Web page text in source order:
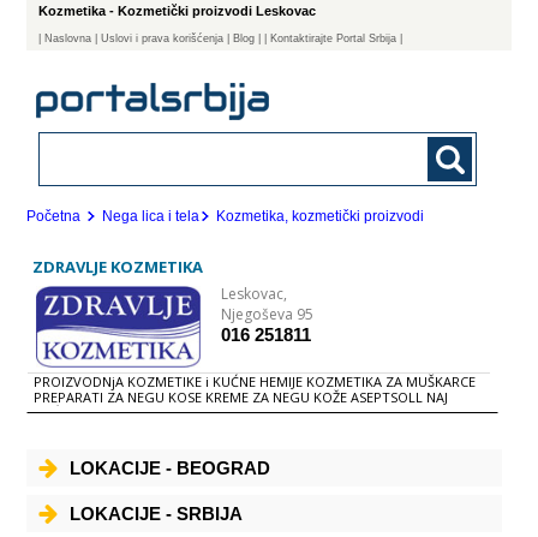
Kozmetika - Kozmetički proizvodi Leskovac
Naslovna | Uslovi i prava korišćenja Blog | Kontaktirajte Portal Srbija |
Početna Nega lica i tela Kozmetika, kozmetički proizvodi
ZDRAVLJE KOZMETIKA
Leskovac,
Njegoševa 95
016 251811
PROIZVODNjA KOZMETIKE i KUĆNE HEMIJE KOZMETIKA ZA MUŠKARCE
PREPARATI ZA NEGU KOSE KREME ZA NEGU KOŽE ASEPTSOLL NAJ
KUĆNA HEMIJA
LOKACIJE - BEOGRAD
LOKACIJE - SRBIJA